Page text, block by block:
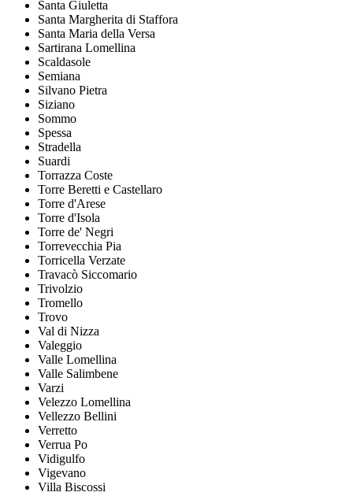
Santa Giuletta
Santa Margherita di Staffora
Santa Maria della Versa
Sartirana Lomellina
Scaldasole
Semiana
Silvano Pietra
Siziano
Sommo
Spessa
Stradella
Suardi
Torrazza Coste
Torre Beretti e Castellaro
Torre d'Arese
Torre d'Isola
Torre de' Negri
Torrevecchia Pia
Torricella Verzate
Travacò Siccomario
Trivolzio
Tromello
Trovo
Val di Nizza
Valeggio
Valle Lomellina
Valle Salimbene
Varzi
Velezzo Lomellina
Vellezzo Bellini
Verretto
Verrua Po
Vidigulfo
Vigevano
Villa Biscossi